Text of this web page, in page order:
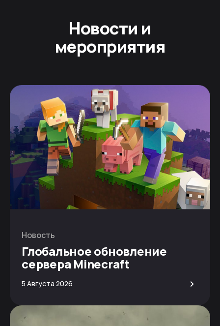
Новости и
мероприятия
Новость
Глобальное обновление
сервера Minecraft
5 Августа 2026 >